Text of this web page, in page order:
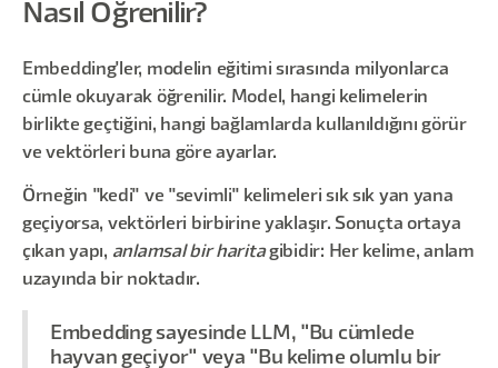
Nasıl Öğrenilir?
Embedding'ler, modelin eğitimi sırasında milyonlarca
cümle okuyarak öğrenilir. Model, hangi kelimelerin
birlikte geçtiğini, hangi bağlamlarda kullanıldığını görür
ve vektörleri buna göre ayarlar.
Örneğin "kedi" ve "sevimli" kelimeleri sık sık yan yana
geçiyorsa, vektörleri birbirine yaklaşır. Sonuçta ortaya
çıkan yapı, anlamsal bir haritagibidir: Her kelime, anlam
uzayında bir noktadır.
Embedding sayesinde LLM, "Bu cümlede
hayvan geçiyor" veya "Bu kelime olumlu bir